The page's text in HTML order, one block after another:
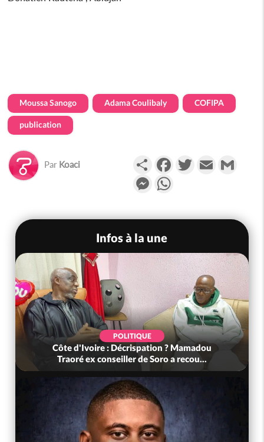
Moussa Sanogo Adama Coulibaly COFIPA
publication
Par Koaci PartagerFacebookTwitterEmail
Messenger
Infos à la une
POLITIQUE
Côte d'Ivoire : Décrispation ? Mamadou
Traoré ex conseiller de Soro a recou...